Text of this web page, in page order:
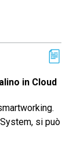
in Cloud
si può